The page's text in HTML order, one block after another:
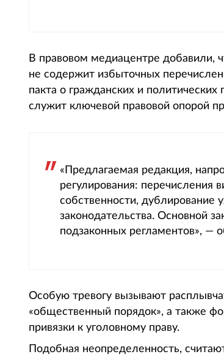
В правовом медиацентре добавили,
не содержит избыточных
пакта о гражданских и
служит ключевой правовой опорой
«Предлагаемая редакция,
регулирования: перечисления
собственности, дублирование
законодательства. Основной
подзаконных регламентов», —
Особую тревогу вызывают
«общественный порядок», а также
привязки к уголовному праву.
Подобная неопределенность,